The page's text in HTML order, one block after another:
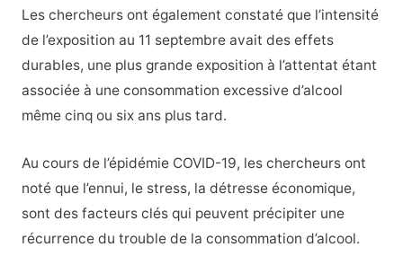
Les chercheurs ont également constaté que l’intensité
de l’exposition au 11 septembre avait des effets
durables, une plus grande exposition à l’attentat étant
associée à une consommation excessive d’alcool
même cinq ou six ans plus tard.
Au cours de l’épidémie COVID-19, les chercheurs ont
noté que l’ennui, le stress, la détresse économique,
sont des facteurs clés qui peuvent précipiter une
récurrence du trouble de la consommation d’alcool.